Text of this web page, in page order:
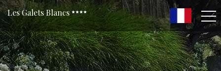
Les Galets Blancs